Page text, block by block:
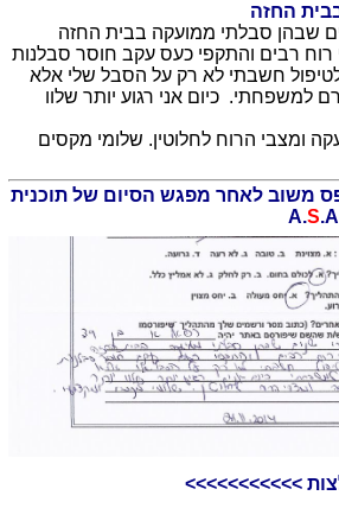
שבהן סבלתי ממועקה בבית החזה
רבים והתקפי כעס עקב חוסר סבלנות
חשבתי לא רק על הסבל שלי אלא
למשפחתי. כיום אני רגוע יותר שלוו
ומצבי הרוח לחלוטין. שלומי מקסים
משוב לאחר מפגש הסיום של תוכנית
A.S
>>>>>>>>>>>